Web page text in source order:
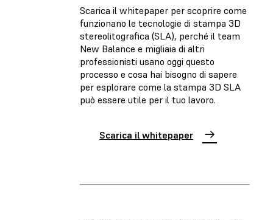
Scarica il whitepaper per scoprire come
funzionano le tecnologie di stampa 3D
stereolitografica (SLA), perché il team
New Balance e migliaia di altri
professionisti usano oggi questo
processo e cosa hai bisogno di sapere
per esplorare come la stampa 3D SLA
può essere utile per il tuo lavoro.
Scarica il whitepaper